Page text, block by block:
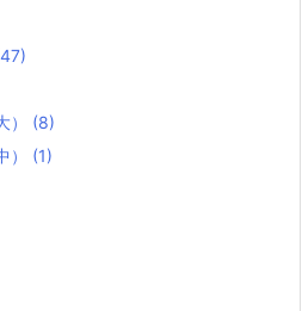
） (8)
） (1)